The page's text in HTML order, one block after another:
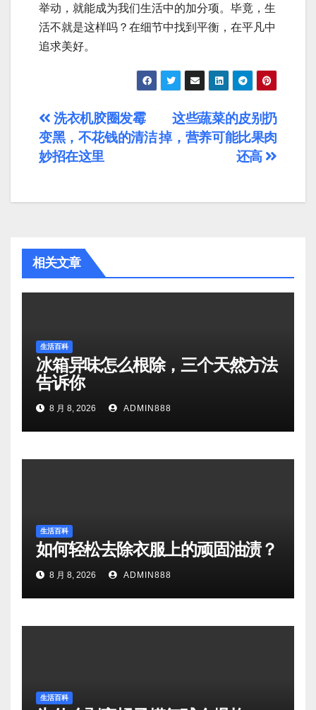
举动，就能成为我们生活中的加分项。毕竟，生
活不就是这样吗？在细节中找到平衡，在平凡中
追求美好。
文
章
航
这些蔬菜的皮别扔
掉，营养可能比果肉
还高
洗衣机胶圈发霉
变黑，不花钱的清洁
妙招在这里
相关文章
生活百科
冰箱异味怎么根除，三个天然方法
告诉你
8 月 8, 2026 ADMIN888
生活百科
如何轻松去除衣服上的顽固油渍？
8 月 8, 2026 ADMIN888
生活百科